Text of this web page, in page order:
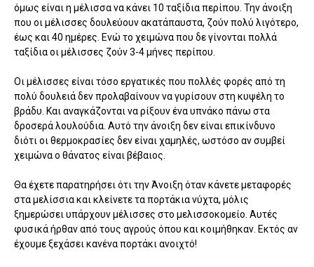
όμως είναι η μέλισσα να κάνει 10 ταξίδια περίπου. Την άνοιξη
που οι μέλισσες δουλεύουν ακατάπαυστα, ζούν πολύ λιγότερο,
έως και 40 ημέρες. Ενώ το χειμώνα που δε γίνονται πολλά
ταξίδια οι μέλισσες ζούν 3-4 μήνες περίπου.
Οι μέλισσες είναι τόσο εργατικές που πολλές φορές από τη
πολύ δουλειά δεν προλαβαίνουν να γυρίσουν στη κυψέλη το
βράδυ. Και αναγκάζονται να ρίξουν ένα υπνάκο πάνω στα
δροσερά λουλούδια. Αυτό την άνοιξη δεν είναι επικίνδυνο
διότι οι θερμοκρασίες δεν είναι χαμηλές, ωστόσο αν συμβεί
χειμώνα ο θάνατος είναι βέβαιος.
Θα έχετε παρατηρήσει ότι την Άνοιξη όταν κάνετε μεταφορές
στα μελίσσια και κλείνετε τα πορτάκια νύχτα, μόλις
ξημερώσει υπάρχουν μέλισσες στο μελισσοκομείο. Αυτές
φυσικά ήρθαν από τους αγρούς όπου και κοιμήθηκαν. Εκτός αν
έχουμε ξεχάσει κανένα πορτάκι ανοιχτό!